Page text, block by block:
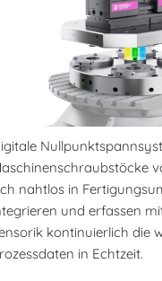
nahtlos in
und erfassen
kontinuierlich die
in Echtzeit.